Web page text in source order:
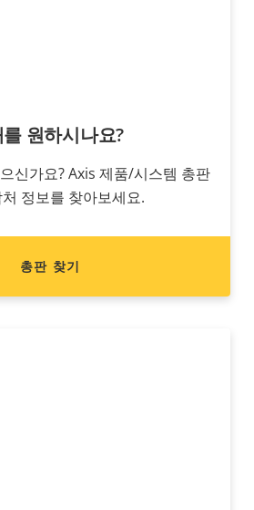
원하시나요?
신가요? Axis 제품/시스템 총판
정보를 찾아보세요.
총판 찾기